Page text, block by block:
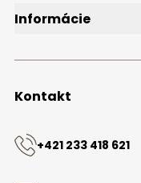
Informácie
Obchodné podmienky
Kontakt
Kontakt
+421 233 418 621